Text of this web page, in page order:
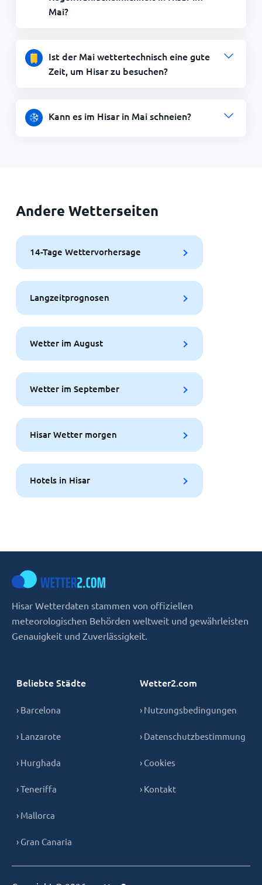
Mai?
Ist der Mai wettertechnisch eine gute
Zeit, um Hisar zu besuchen?
Kann es im Hisar in Mai schneien?
Andere Wetterseiten
14-Tage Wettervorhersage
Langzeitprognosen
Wetter im August
Wetter im September
Hisar Wetter morgen
Hotels in Hisar
Hisar Wetterdaten stammen von offiziellen
meteorologischen Behörden weltweit und gewährleisten
Genauigkeit und Zuverlässigkeit.
Beliebte Städte
› Barcelona
› Lanzarote
› Hurghada
› Teneriffa
› Mallorca
› Gran Canaria
Wetter2.com
› Nutzungsbedingungen
› Datenschutzbestimmung
› Cookies
› Kontakt